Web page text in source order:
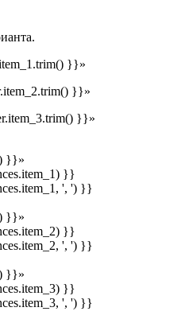
}}»
}}»
}}»
}}»
}}
', ') }}
}}»
}}
', ') }}
}}»
}}
', ') }}